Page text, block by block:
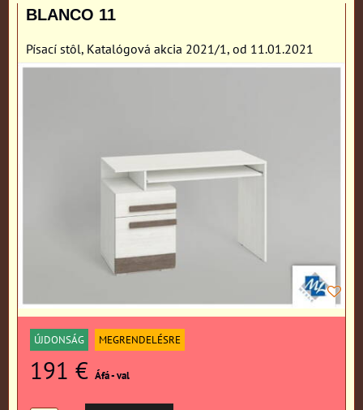
BLANCO 11
Písací stôl, Katalógová akcia 2021/1, od 11.01.2021
ÚJDONSÁG MEGRENDELÉSRE
191 € Áfá - val